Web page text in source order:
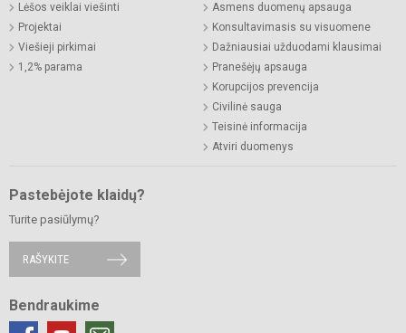
Lėšos veiklai viešinti
Projektai
Viešieji pirkimai
1,2% parama
Asmens duomenų apsauga
Konsultavimasis su visuomene
Dažniausiai užduodami klausimai
Pranešėjų apsauga
Korupcijos prevencija
Civilinė sauga
Teisinė informacija
Atviri duomenys
Pastebėjote klaidų?
Turite pasiūlymų?
RAŠYKITE
Bendraukime